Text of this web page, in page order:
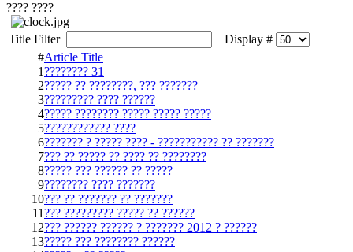
???? ????
Title Filter
Display #
#Article Title
1???????? 31
2????? ?? ????????, ??? ???????
3????????? ???? ??????
4????? ???????? ????? ????? ?????
5???????????? ????
6??????? ? ????? ???? - ??????????? ?? ???????
7??? ?? ????? ?? ???? ?? ????????
8????? ??? ?????? ?? ?????
9???????? ???? ???????
10??? ?? ??????? ?? ???????
11??? ????????? ????? ?? ??????
12??? ?????? ?????? ? ??????? 2012 ? ??????
13????? ??? ???????? ??????